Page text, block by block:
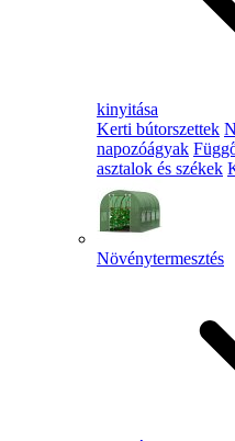
kinyitása
Kerti bútorszettek
napozóágyak
asztalok és székek
Növénytermesztés